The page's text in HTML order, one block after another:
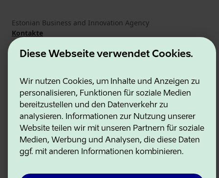
Diese Webseite verwendet Cookies.
Wir nutzen Cookies, um Inhalte und Anzeigen zu
personalisieren, Funktionen für soziale Medien
bereitzustellen und den Datenverkehr zu
analysieren. Informationen zur Nutzung unserer
Website teilen wir mit unseren Partnern für soziale
Medien, Werbung und Analysen, die diese Daten
ggf. mit anderen Informationen kombinieren.
Estonian Business and Innovation Agency
Kontakte
Kooperationspartner
Nutzungsbedingungen